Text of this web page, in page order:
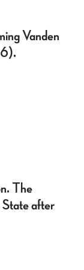
Vanden
The
after